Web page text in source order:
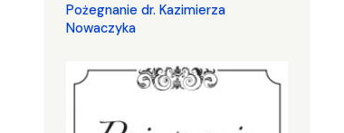
Pożegnanie dr. Kazimierza
Nowaczyka